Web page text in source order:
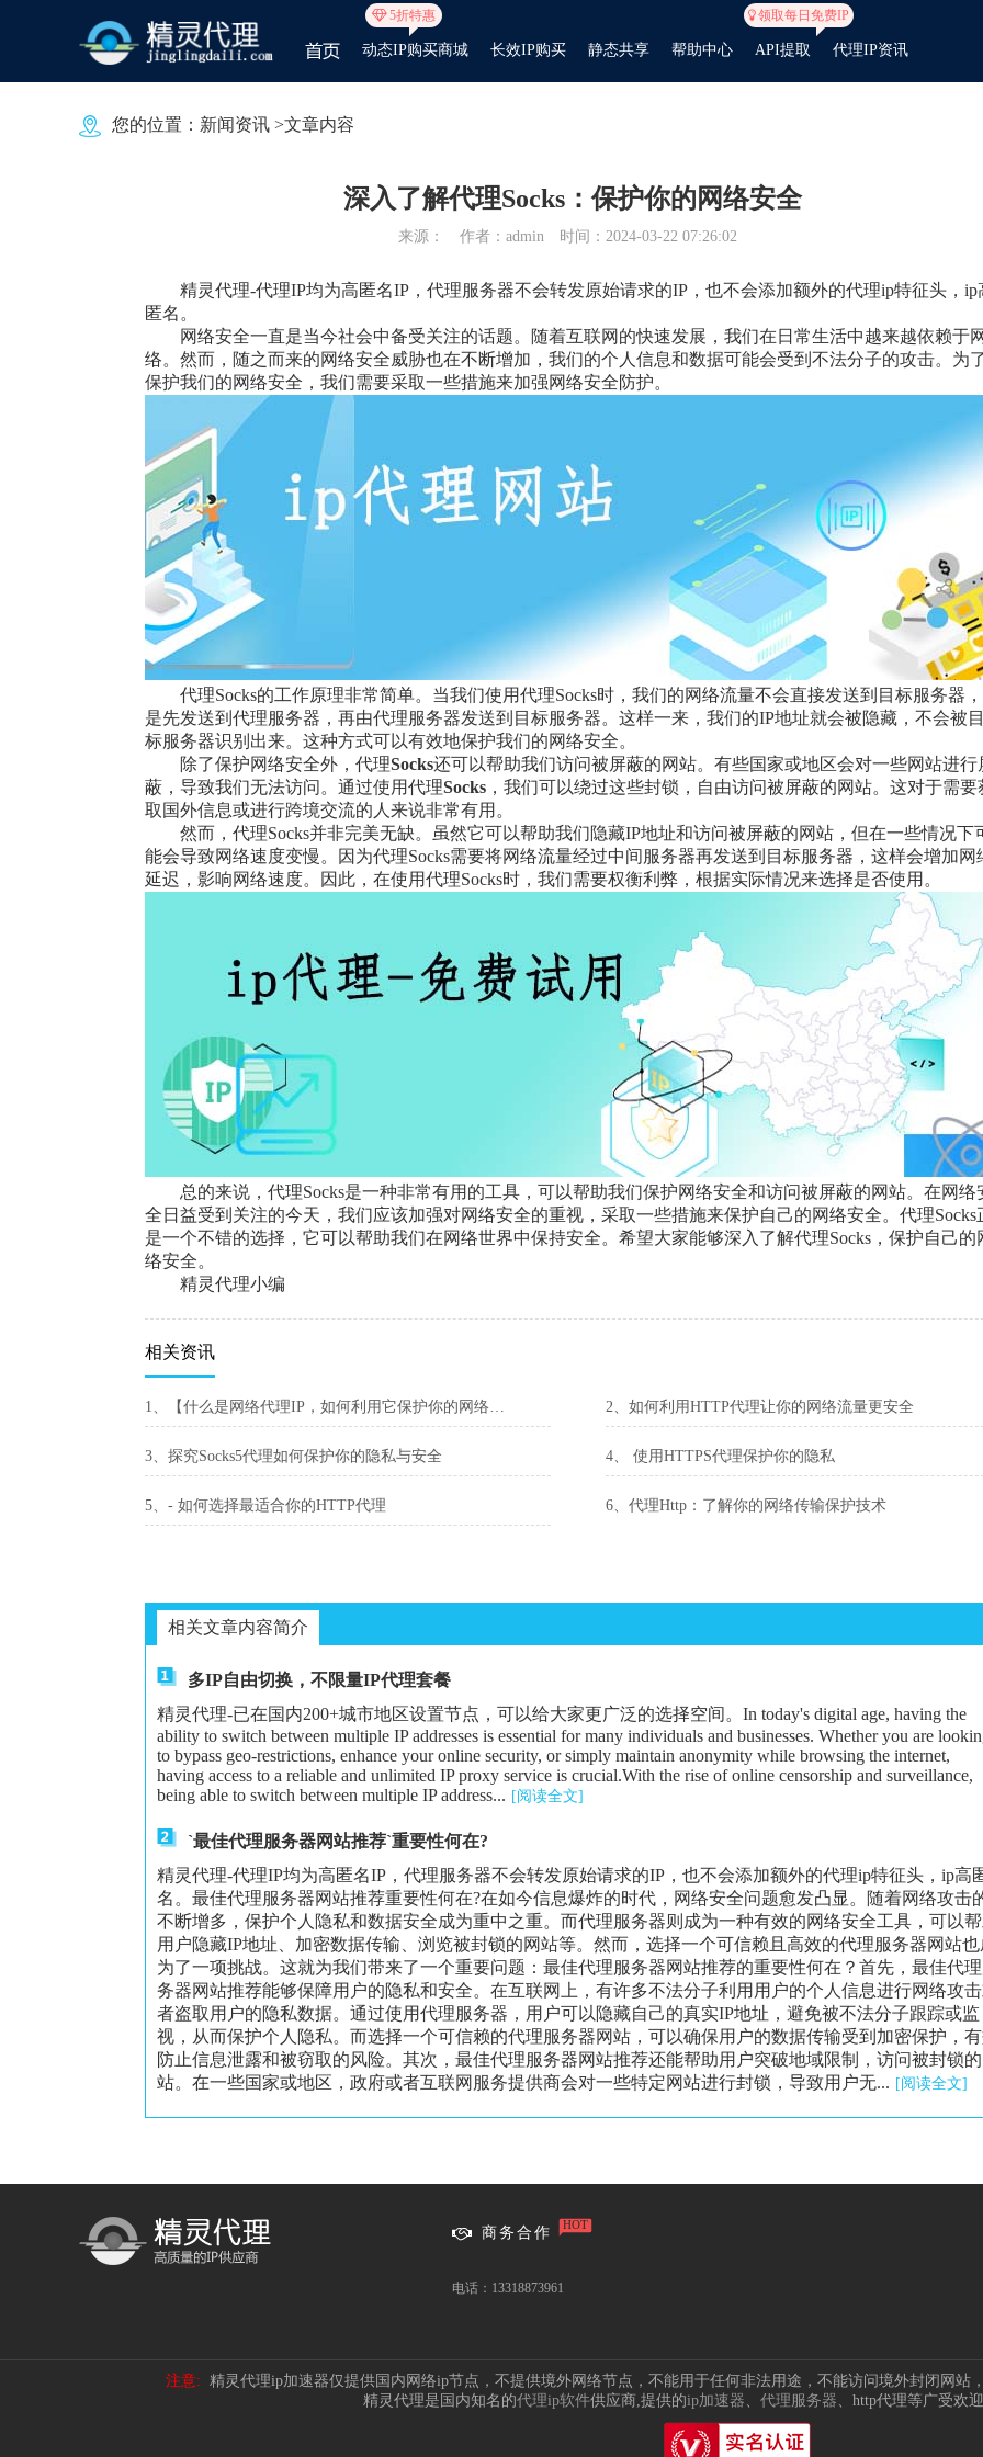
5折特惠
动态IP购买商城 长效IP购买 静态共享 帮助中心 API提取
领取每日免费IP
代理IP资讯
您的位置： 新闻资讯 >文章内容
深入了解代理Socks：保护你的网络安全
来源： 作者：admin 时间：2024-03-22 07:26:02
精灵代理-代理IP均为高匿名IP，代理服务器不会转发原始请求的IP，也不会添加额外的代理ip特征头，ip
匿名。
网络安全一直是当今社会中备受关注的话题。随着互联网的快速发展，我们在日常生活中越来越依赖于网
络。然而，随之而来的网络安全威胁也在不断增加，我们的个人信息和数据可能会受到不法分子的攻击。为
保护我们的网络安全，我们需要采取一些措施来加强网络安全防护。
代理Socks的工作原理非常简单。当我们使用代理Socks时，我们的网络流量不会直接发送到目标服务器
是先发送到代理服务器，再由代理服务器发送到目标服务器。这样一来，我们的IP地址就会被隐藏，不会被目
标服务器识别出来。这种方式可以有效地保护我们的网络安全。
除了保护网络安全外，代理Socks还可以帮助我们访问被屏蔽的网站。有些国家或地区会对一些网站进行
蔽，导致我们无法访问。通过使用代理Socks ，我们可以绕过这些封锁，自由访问被屏蔽的网站。这对于需要
取国外信息或进行跨境交流的人来说非常有用。
然而，代理Socks并非完美无缺。虽然它可以帮助我们隐藏IP地址和访问被屏蔽的网站，但在一些情况下
能会导致网络速度变慢。因为代理Socks需要将网络流量经过中间服务器再发送到目标服务器，这样会增加网
延迟，影响网络速度。因此，在使用代理Socks时，我们需要权衡利弊，根据实际情况来选择是否使用。
总的来说，代理Socks是一种非常有用的工具，可以帮助我们保护网络安全和访问被屏蔽的网站。在网络
全日益受到关注的今天，我们应该加强对网络安全的重视，采取一些措施来保护自己的网络安全。代理Socks
是一个不错的选择，它可以帮助我们在网络世界中保持安全。希望大家能够深入了解代理Socks，保护自己的
络安全。
精灵代理小编
相关资讯
1、【什么是网络代理IP，如何利用它保护你的网络安全】 2、如何利用HTTP代理让你的网络流量更安全
3、探究Socks5代理如何保护你的隐私与安全 4、 使用HTTPS代理保护你的隐私
5、- 如何选择最适合你的HTTP代理 6、代理Http：了解你的网络传输保护技术
相关文章内容简介
多IP自由切换，不限量IP代理套餐
精灵代理-已在国内200+城市地区设置节点，可以给大家更广泛的选择空间。In today's digital age, having the
ability to switch between multiple IP addresses is essential for many individuals and businesses. Whether you are
to bypass geo-restrictions, enhance your online security, or simply maintain anonymity while browsing the internet,
having access to a reliable and unlimited IP proxy service is crucial.With the rise of online censorship and surveillance,
being able to switch between multiple IP address... [阅读全文]
`最佳代理服务器网站推荐`重要性何在?
精灵代理-代理IP均为高匿名IP，代理服务器不会转发原始请求的IP，也不会添加额外的代理ip特征头，ip高
名。最佳代理服务器网站推荐重要性何在?在如今信息爆炸的时代，网络安全问题愈发凸显。随着网络攻击
不断增多，保护个人隐私和数据安全成为重中之重。而代理服务器则成为一种有效的网络安全工具，可以
用户隐藏IP地址、加密数据传输、浏览被封锁的网站等。然而，选择一个可信赖且高效的代理服务器网站也
为了一项挑战。这就为我们带来了一个重要问题：最佳代理服务器网站推荐的重要性何在？首先，最佳代理
务器网站推荐能够保障用户的隐私和安全。在互联网上，有许多不法分子利用用户的个人信息进行网络攻
者盗取用户的隐私数据。通过使用代理服务器，用户可以隐藏自己的真实IP地址，避免被不法分子跟踪或监
视，从而保护个人隐私。而选择一个可信赖的代理服务器网站，可以确保用户的数据传输受到加密保护，
防止信息泄露和被窃取的风险。其次，最佳代理服务器网站推荐还能帮助用户突破地域限制，访问被封锁的
站。在一些国家或地区，政府或者互联网服务提供商会对一些特定网站进行封锁，导致用户无... [阅读全文]
商务合作 HOT
电话：13318873961
注意: 精灵代理ip加速器仅提供国内网络ip节点，不提供境外网络节点，不能用于任何非法用途，不能访问境外封闭网站
精灵代理是国内知名的代理ip软件供应商,提供的ip加速器 、 代理服务器 、http代理等广受欢